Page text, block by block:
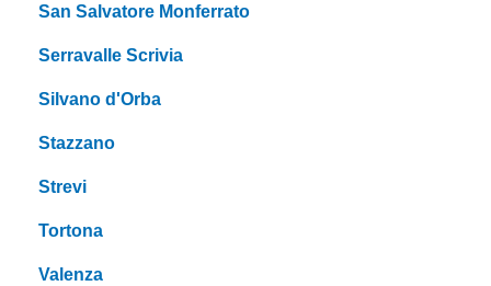
San Salvatore Monferrato
Serravalle Scrivia
Silvano d'Orba
Stazzano
Strevi
Tortona
Valenza